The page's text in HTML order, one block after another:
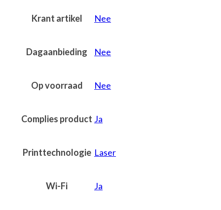
Krant artikel Nee
Dagaanbieding Nee
Op voorraad Nee
Complies product Ja
Printtechnologie Laser
Wi-Fi Ja